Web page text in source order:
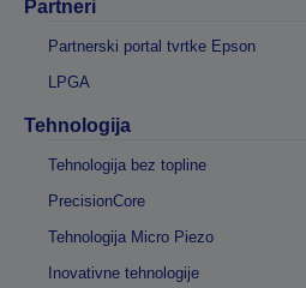
Partneri
Partnerski portal tvrtke Epson
LPGA
Tehnologija
Tehnologija bez topline
PrecisionCore
Tehnologija Micro Piezo
Inovativne tehnologije